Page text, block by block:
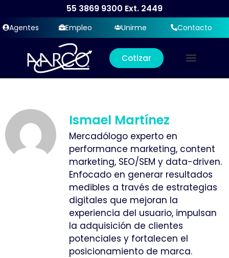
55 3869 9300 Ext. 2449
Agentes Empleo Unirme Contacto
Cotizar
Ismael Martínez
Mercadólogo experto en
performance marketing, content
marketing, SEO/SEM y data-driven.
Enfocado en generar resultados
medibles a través de estrategias
digitales que mejoran la
experiencia del usuario, impulsan
la adquisición de clientes
potenciales y fortalecen el
posicionamiento de marca.